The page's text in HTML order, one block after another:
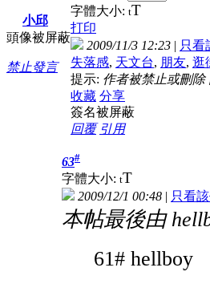
小邱
頭像被屏蔽
禁止發言
字體大小: tT
打印
2009/11/3 12:23 | 只看
失落感, 天文台, 朋友, 逛
提示: 作者被禁止或刪除
收藏 分享
簽名被屏蔽
回覆 引用
63#
字體大小: tT
2009/12/1 00:48 | 只看
本帖最後由
61# hellboy